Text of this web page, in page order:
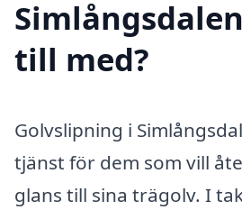
till med?
Golvslipning i
tjänst för dem som vill
glans till sina trägolv. I